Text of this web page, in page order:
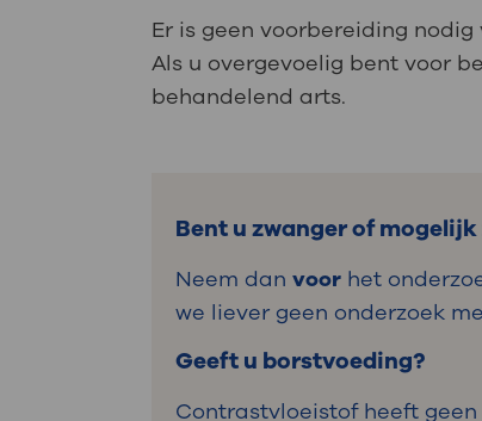
Er is geen voorbereiding
Als u overgevoelig bent voor
behandelend arts.
Bent u zwanger of
Neem danvoor het
we liever geen onderzoek
Geeft u borstvoeding?
Contrastvloeistof heeft